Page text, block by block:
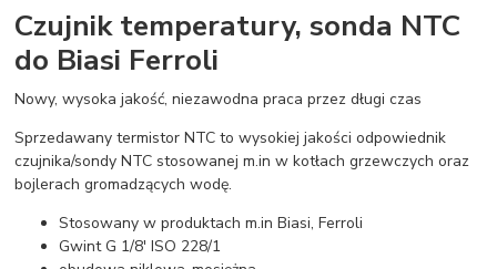
Czujnik temperatury, sonda NTC
do Biasi Ferroli
Nowy, wysoka jakość, niezawodna praca przez długi czas
Sprzedawany termistor NTC to wysokiej jakości odpowiednik
czujnika/sondy NTC stosowanej m.in w kotłach grzewczych oraz
bojlerach gromadzących wodę.
Stosowany w produktach m.in Biasi, Ferroli
Gwint G 1/8' ISO 228/1